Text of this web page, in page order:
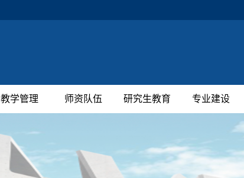
教学管理 师资队伍 研究生教育 专业建设